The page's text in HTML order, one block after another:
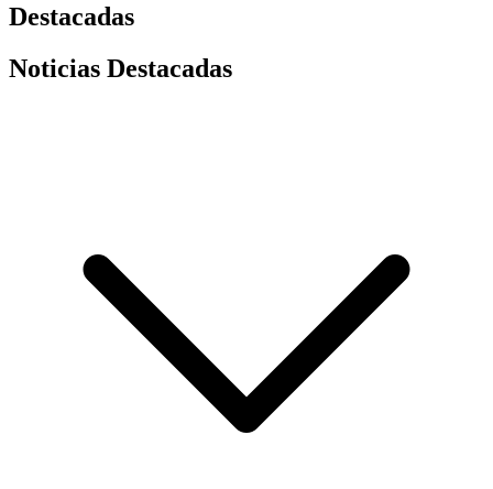
Destacadas
Noticias Destacadas